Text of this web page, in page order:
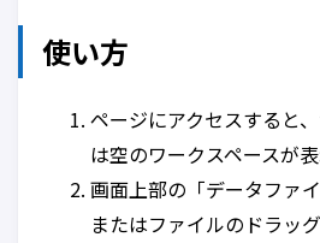
使い方
ページにアクセスすると
は空のワークスペースが
画面上部の「データファ
またはファイルのドラッ